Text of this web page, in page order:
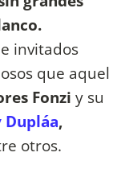
invitados
que aquel
Fonzi y su
Dupláa,
otros.